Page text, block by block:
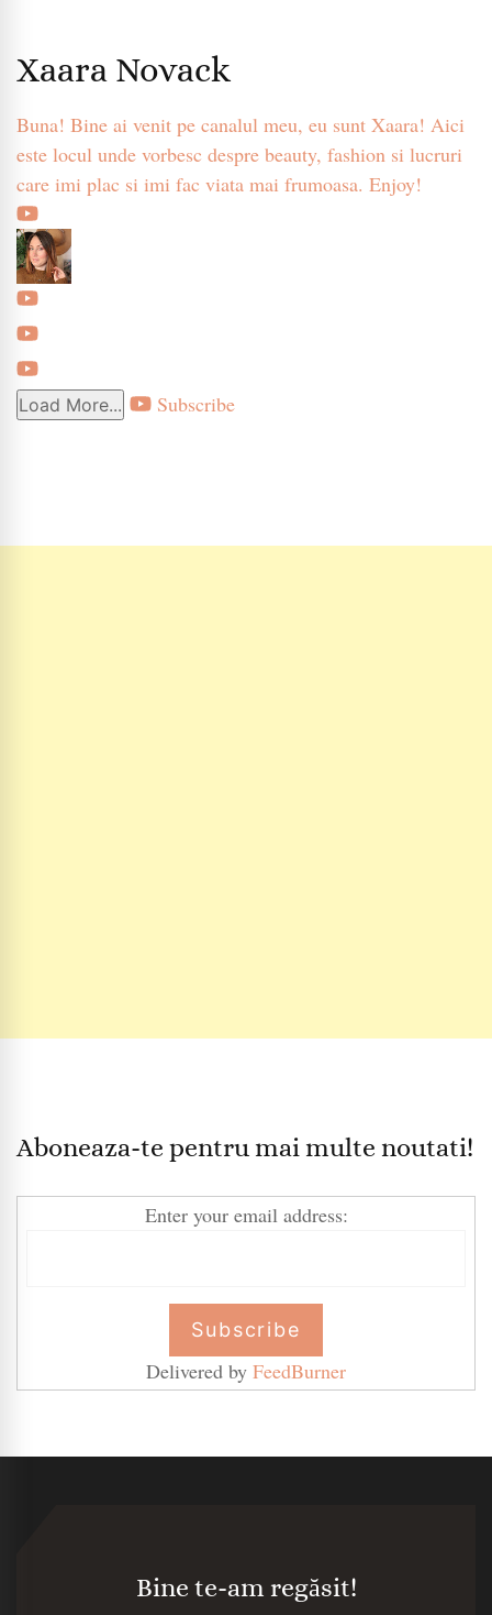
Xaara Novack
Buna! Bine ai venit pe canalul meu, eu sunt Xaara! Aici
este locul unde vorbesc despre beauty, fashion si lucruri
care imi plac si imi fac viata mai frumoasa. Enjoy!
Load More... Subscribe
Aboneaza-te pentru mai multe noutati!
Enter your email address:
Delivered by FeedBurner
Bine te-am regăsit!